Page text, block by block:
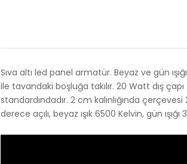
Sıva altı led panel armatür. Beyaz ve gün
ile tavandaki boşluğa takılır. 20 Watt dış
standardındadır. 2 cm kalınlığında
derece açılı, beyaz ışık 6500 Kelvin, gün